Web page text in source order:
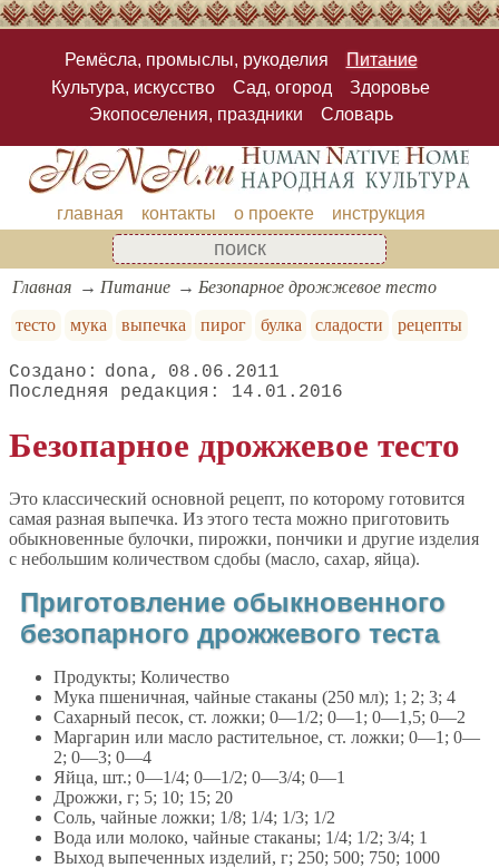
Ремёсла, промыслы, рукоделия
Питание
Культура, искусство
Сад, огород
Здоровье
Экопоселения, праздники
Словарь
главная контакты о проекте инструкция
Главная Питание
Безопарное дрожжевое тесто
тесто
мука выпечка пирог булка сладости рецепты
dona
08.06.2011
14.01.2016
Безопарное дрожжевое тесто
Это классический основной рецепт, по которому готовится
самая разная выпечка. Из этого теста можно приготовить
обыкновенные булочки, пирожки, пончики и другие изделия
с небольшим количеством сдобы (масло, сахар, яйца).
Приготовление обыкновенного
безопарного дрожжевого теста
Продукты; Количество
Мука пшеничная, чайные стаканы (250 мл); 1; 2; 3; 4
Сахарный песок, ст. ложки; 0—1/2; 0—1; 0—1,5; 0—2
Маргарин или масло растительное, ст. ложки; 0—1; 0—
2; 0—3; 0—4
Яйца, шт.; 0—1/4; 0—1/2; 0—3/4; 0—1
Дрожжи, г; 5; 10; 15; 20
Соль, чайные ложки; 1/8; 1/4; 1/3; 1/2
Вода или молоко, чайные стаканы; 1/4; 1/2; 3/4; 1
Выход выпеченных изделий, г; 250; 500; 750; 1000